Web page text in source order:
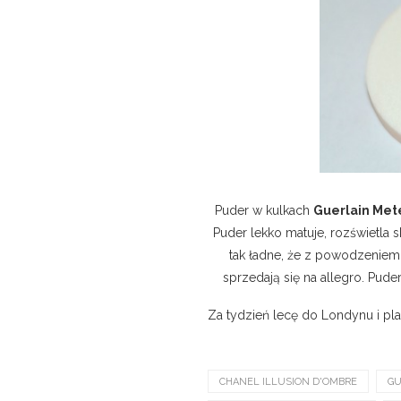
Puder w kulkach Guerlain
Puder lekko matuje, rozświetla
tak ładne, że z
sprzedają się na allegro.
Za tydzień lecę do Londynu i
CHANEL ILLUSION D'OMBRE